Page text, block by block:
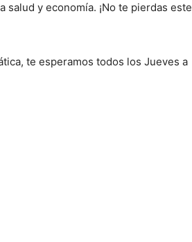
y economía. ¡No te pierdas este
te esperamos todos los Jueves a